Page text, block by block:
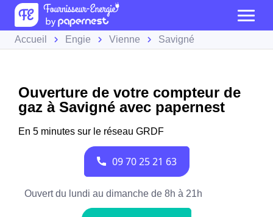
Accueil Engie Vienne Savigné